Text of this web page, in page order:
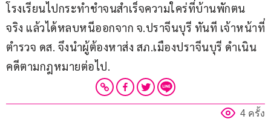
โรงเรียนไปกระทำชำจนสำเร็จความใคร่ที่บ้านพักตน
จริง แล้วได้หลบหนีออกจาก จ.ปราจีนบุรี ทันที เจ้าหน้าที่
ตำรวจ ดส. จึงนำผู้ต้องหาส่ง สภ.เมืองปราจีนบุรี ดำเนิน
คดีตามกฎหมายต่อไป.
4 ครั้ง